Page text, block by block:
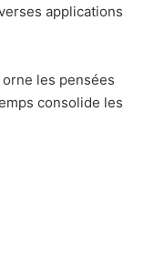
applications
les pensées
consolide les